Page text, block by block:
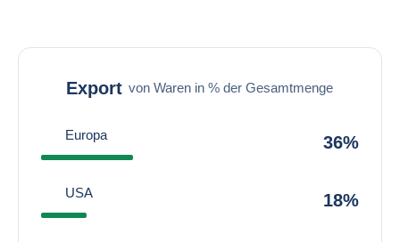
Export von Waren in % der Gesamtmenge
Europa 36%
USA 18%